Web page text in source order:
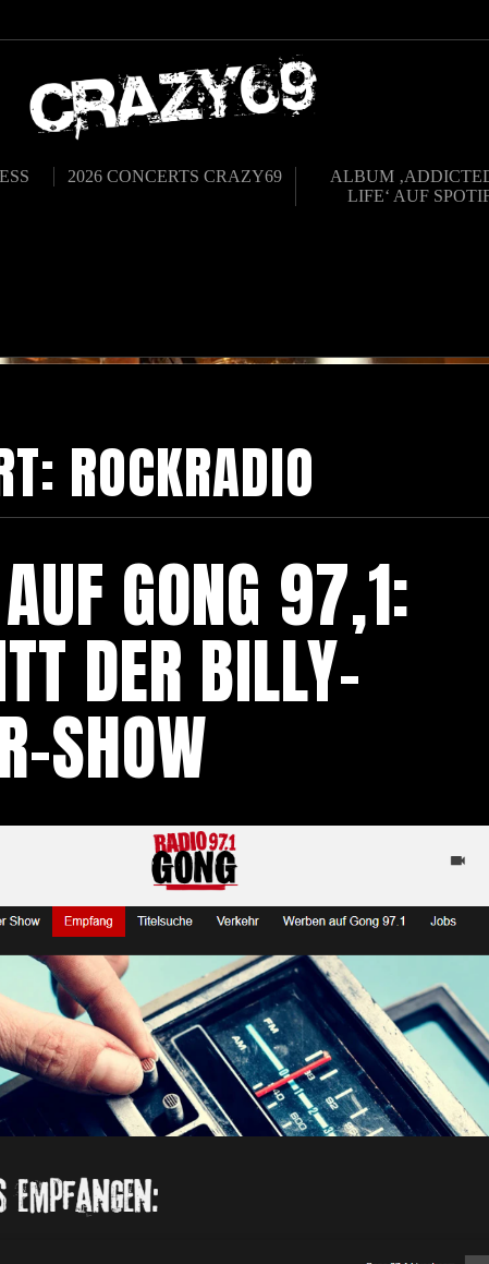
2026 CONCERTS CRAZY69
ALBUM
LIFE‘ AUF
ROCKRADIO
GONG 97,1:
DER BILLY-
SHOW